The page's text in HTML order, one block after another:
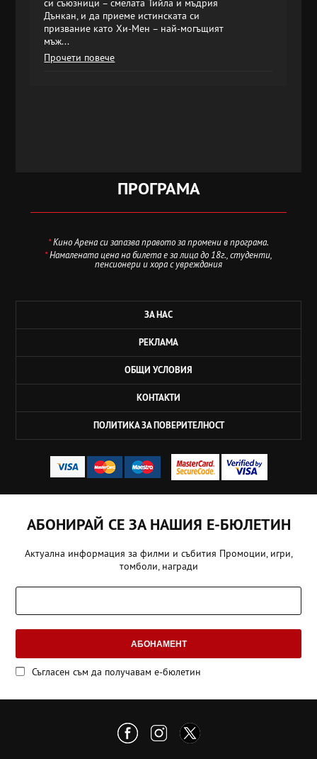
си съюзници – смелата Тийла и мъдрия
Дънкан, и да приеме истинската си
призвание като Хи-Мен – най-могъщият
мъж...
Прочети повече
ПРОГРАМА
*Кино Арена си запазва правото за промени в програма.
*Намалената цена на билета е за лица до 18г., студенти,
пенсионери и хора с увреждания
ЗА НАС
РЕКЛАМА
ОБЩИ УСЛОВИЯ
КОНТАКТИ
ПОЛИТИКА ЗА ПОВЕРИТЕЛНОСТ
АБОНИРАЙ СЕ ЗА НАШИЯ Е-БЮЛЕТИН
Актуална информация за филми и събития Промоции, игри,
томболи, награди
АБОНАМЕНТ
Съгласен съм да получавам е-бюлетин